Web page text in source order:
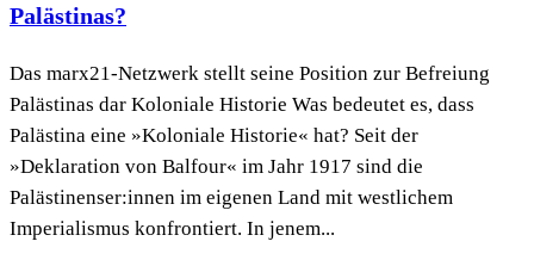
Palästinas?
Das marx21-Netzwerk stellt seine Position zur Befreiung
Palästinas dar Koloniale Historie Was bedeutet es, dass
Palästina eine »Koloniale Historie« hat? Seit der
»Deklaration von Balfour« im Jahr 1917 sind die
Palästinenser:innen im eigenen Land mit westlichem
Imperialismus konfrontiert. In jenem...